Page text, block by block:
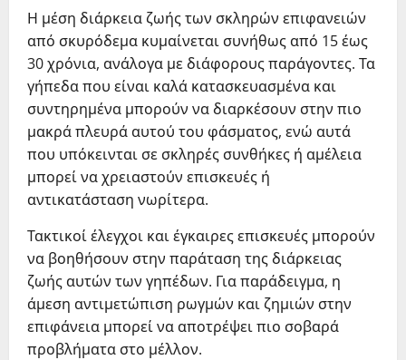
Η μέση διάρκεια ζωής των σκληρών επιφανειών
από σκυρόδεμα κυμαίνεται συνήθως από 15 έως
30 χρόνια, ανάλογα με διάφορους παράγοντες. Τα
γήπεδα που είναι καλά κατασκευασμένα και
συντηρημένα μπορούν να διαρκέσουν στην πιο
μακρά πλευρά αυτού του φάσματος, ενώ αυτά
που υπόκεινται σε σκληρές συνθήκες ή αμέλεια
μπορεί να χρειαστούν επισκευές ή
αντικατάσταση νωρίτερα.
Τακτικοί έλεγχοι και έγκαιρες επισκευές μπορούν
να βοηθήσουν στην παράταση της διάρκειας
ζωής αυτών των γηπέδων. Για παράδειγμα, η
άμεση αντιμετώπιση ρωγμών και ζημιών στην
επιφάνεια μπορεί να αποτρέψει πιο σοβαρά
προβλήματα στο μέλλον.